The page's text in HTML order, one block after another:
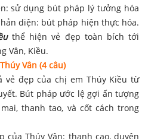
sử dụng bút pháp lý tưởng hóa
diện: bút pháp hiện thực hóa.
thể hiện vẻ đẹp toàn bích tới
Vân, Kiều.
Vân (4 câu)
vẻ đẹp của chị em Thúy Kiều từ
Bút pháp ước lệ gợi ấn tượng
thanh tao, và cốt cách trong
của Thúy Vân: thanh cao, duyên